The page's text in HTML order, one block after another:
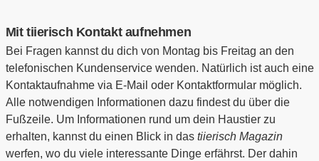
Mit tiierisch Kontakt aufnehmen
Bei Fragen kannst du dich von Montag bis Freitag an den
telefonischen Kundenservice wenden. Natürlich ist auch eine
Kontaktaufnahme via E-Mail oder Kontaktformular möglich.
Alle notwendigen Informationen dazu findest du über die
Fußzeile. Um Informationen rund um dein Haustier zu
erhalten, kannst du einen Blick in das tiierisch Magazin
werfen, wo du viele interessante Dinge erfährst. Der dahin